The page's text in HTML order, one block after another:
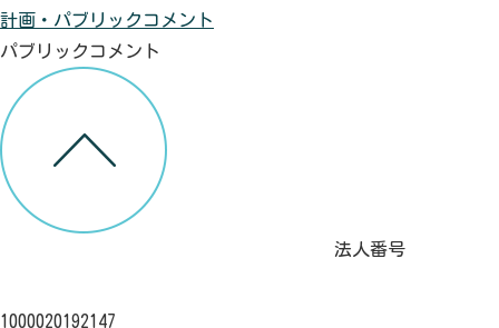
計画・パブリックコメント
パブリックコメント
法人番号
1000020192147